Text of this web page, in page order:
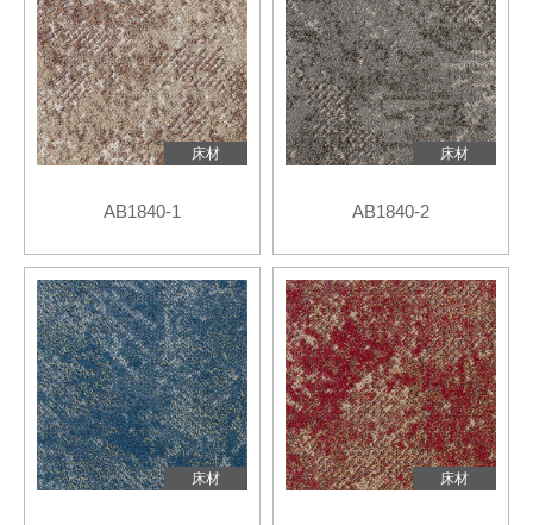
床材
AB1840-1
床材
AB1840-2
床材 床材